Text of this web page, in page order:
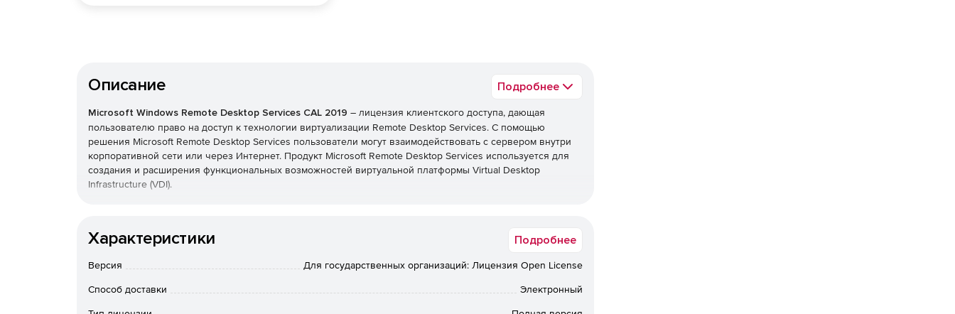
Описание Подробнее
Microsoft Windows Remote Desktop Services CAL 2019 – лицензия клиентского доступа, дающая
пользователю право на доступ к технологии виртуализации Remote Desktop Services. С помощью
решения Microsoft Remote Desktop Services пользователи могут взаимодействовать с сервером внутри
корпоративной сети или через Интернет. Продукт Microsoft Remote Desktop Services используется для
создания и расширения функциональных возможностей виртуальной платформы Virtual Desktop
Infrastructure (VDI).
Пользовательские лицензии CAL
Приобретать пользовательские лицензии CAL имеет смысл, если сотрудникам компании необходим
доступ к корпоративной сети с нескольких разных устройств или если неизвестно, с каких именно
Характеристики Подробнее
Версия Для государственных организаций: Лицензия Open License
Способ доставки Электронный